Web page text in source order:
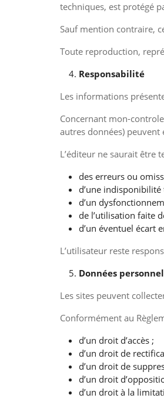
techniques, est protégé
Sauf mention contraire,
Toute reproduction,
Responsabilité
Les informations
Concernant mon-
autres données)
L’éditeur ne saurait être
des erreurs ou
d’une
d’un
de l’utilisation faite
d’un éventuel écart
L’utilisateur reste
Données
Les sites peuvent
Conformément au
d’un droit d’accès ;
d’un droit de
d’un droit de
d’un droit
d’un droit à la